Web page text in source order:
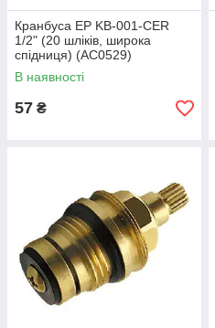
Кранбуса EP KB-001-CER
1/2" (20 шліків, широка
спідниця) (AC0529)
В наявності
57 ₴